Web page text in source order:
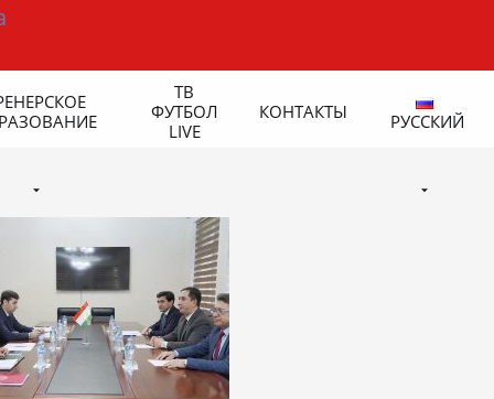
ТВ
ФУТБОЛ
LIVE
КОНТАКТЫ РУССКИЙ